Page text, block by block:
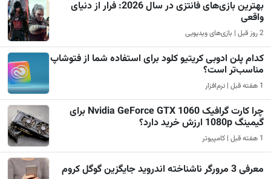
بهترین بازی‌های فانتزی در سال 2026: فرار از دنیای
واقعی
2 روز قبل | بازی‌های ویدیویی
کدام پلن ادوبی کریتیو کلود برای استفاده شما از فتوشاپ
مناسب‌تر است؟
1 هفته قبل | نرم‌افزار
چرا کارت گرافیک Nvidia GeForce GTX 1060 برای
گیمینگ 1080p ارزش خرید دارد؟
1 هفته قبل | کامپیوتر
معرفی 3 مرورگر ناشناخته اندروید جایگزین گوگل کروم